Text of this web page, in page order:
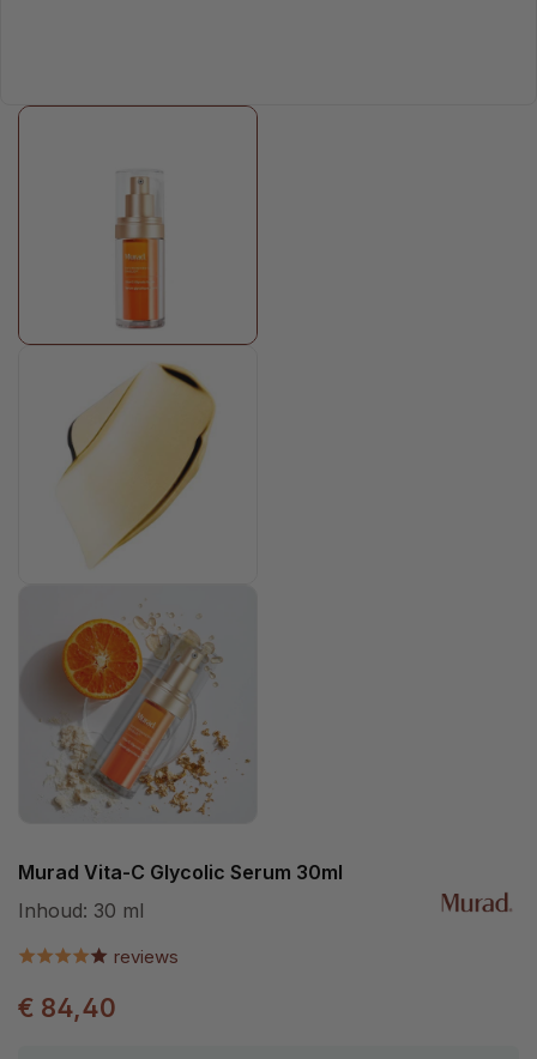
Murad Vita-C Glycolic Serum 30ml
Inhoud: 30 ml
reviews
€ 84,40